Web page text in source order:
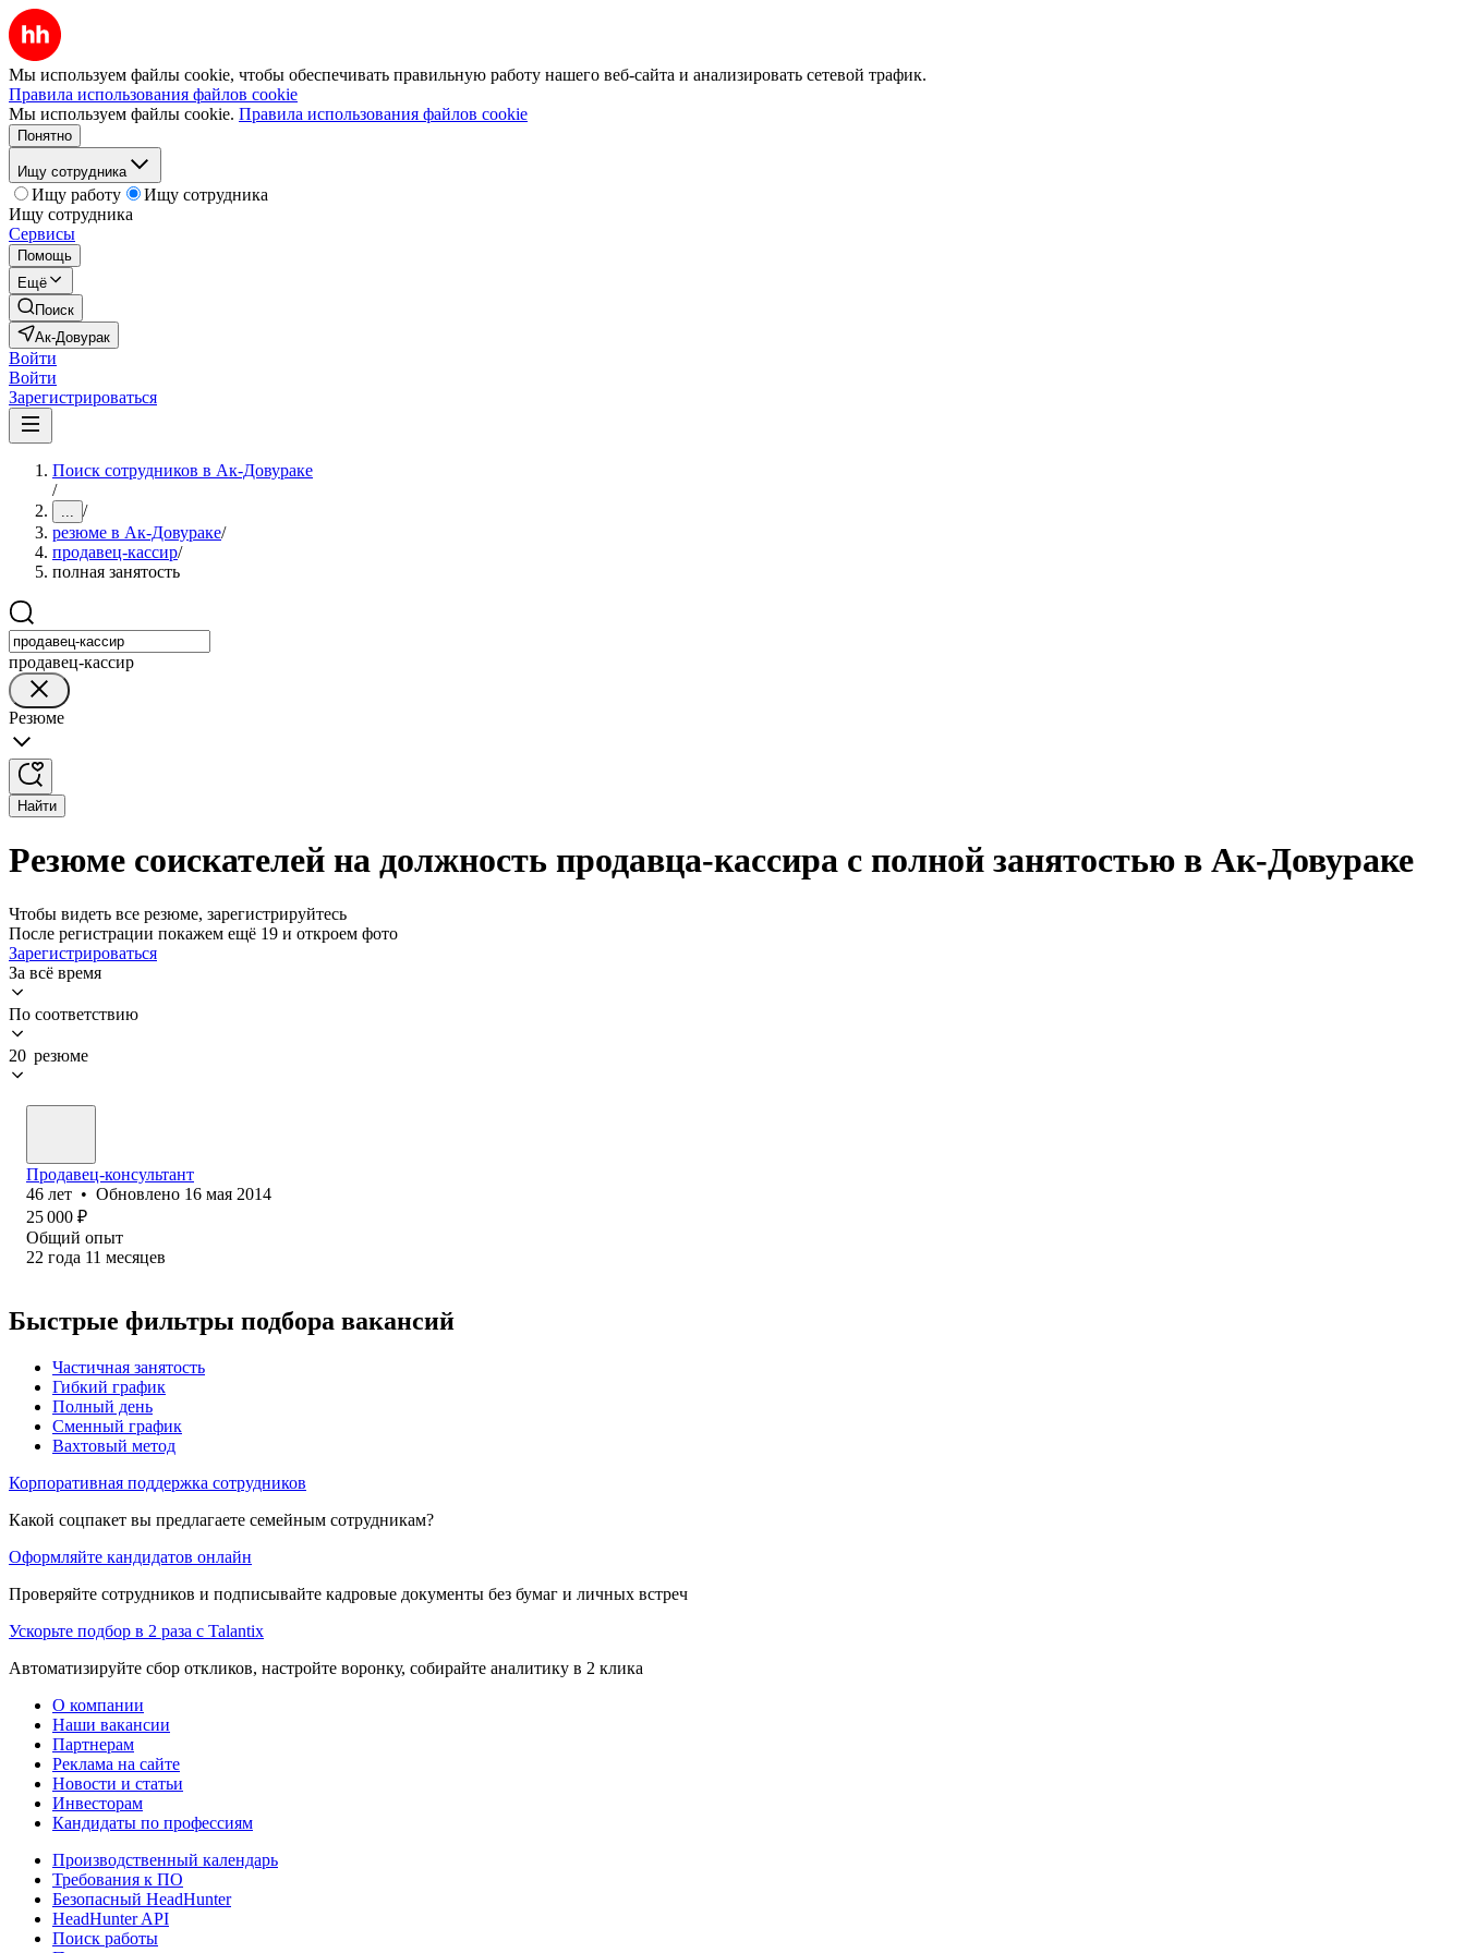
Мы используем файлы cookie, чтобы обеспечивать правильную работу нашего веб-сайта и анализировать сетевой трафик.
Правила использования файлов cookie
Мы используем файлы cookie. Правила использования файлов cookie
Понятно
Ищу сотрудника
Ищу работу
Ищу сотрудника
Ищу сотрудника
Сервисы
Помощь
Ещё
Поиск
Ак-Довурак
Войти
Войти
Зарегистрироваться
Поиск сотрудников в Ак-Довураке
/
... /
резюме в Ак-Довураке/
продавец-кассир/
полная занятость
продавец-кассир
Резюме
Найти
Резюме соискателей на должность продавца-кассира с полной занятостью в Ак-Довураке
Чтобы видеть все резюме, зарегистрируйтесь
После регистрации покажем ещё 19 и откроем фото
Зарегистрироваться
За всё время
По соответствию
20 резюме
Продавец-консультант
46 лет • Обновлено 16 мая 2014
25 000 ₽
Общий опыт
22 года 11 месяцев
Быстрые фильтры подбора вакансий
Частичная занятость
Гибкий график
Полный день
Сменный график
Вахтовый метод
Корпоративная поддержка сотрудников
Какой соцпакет вы предлагаете семейным сотрудникам?
Оформляйте кандидатов онлайн
Проверяйте сотрудников и подписывайте кадровые документы без бумаг и личных встреч
Ускорьте подбор в 2 раза с Talantix
Автоматизируйте сбор откликов, настройте воронку, собирайте аналитику в 2 клика
О компании
Наши вакансии
Партнерам
Реклама на сайте
Новости и статьи
Инвесторам
Кандидаты по профессиям
Производственный календарь
Требования к ПО
Безопасный HeadHunter
HeadHunter API
Поиск работы